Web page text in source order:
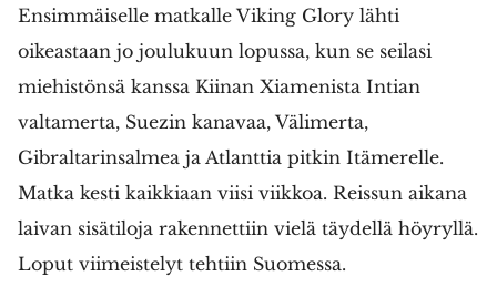
Ensimmäiselle matkalle Viking Glory lähti
oikeastaan jo joulukuun lopussa, kun se seilasi
miehistönsä kanssa Kiinan Xiamenista Intian
valtamerta, Suezin kanavaa, Välimerta,
Gibraltarinsalmea ja Atlanttia pitkin Itämerelle.
Matka kesti kaikkiaan viisi viikkoa. Reissun aikana
laivan sisätiloja rakennettiin vielä täydellä höyryllä.
Loput viimeistelyt tehtiin Suomessa.